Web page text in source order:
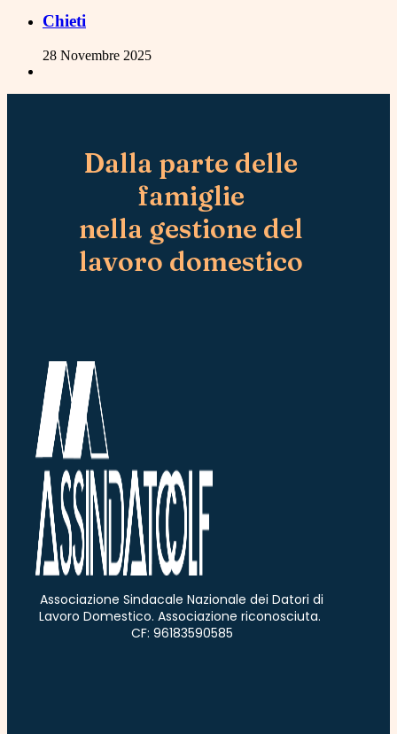
Chieti
28 Novembre 2025
Dalla parte delle
famiglie
nella gestione del
lavoro domestico
Associazione Sindacale Nazionale dei Datori di
Lavoro Domestico. Associazione riconosciuta.
CF: 96183590585